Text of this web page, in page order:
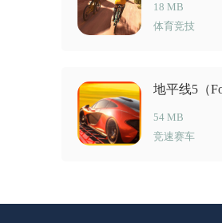
18 MB
体育竞技
地平线5（
54 MB
竞速赛车